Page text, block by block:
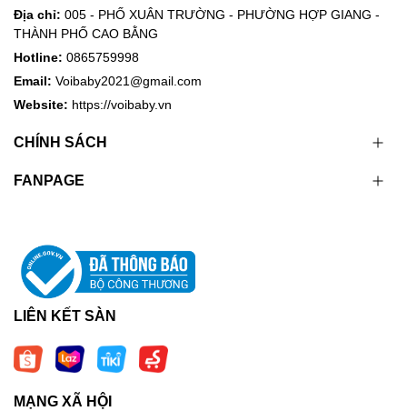
Địa chỉ: 005 - PHỐ XUÂN TRƯỜNG - PHƯỜNG HỢP GIANG -
THÀNH PHỐ CAO BẰNG
Hotline: 0865759998
Email: Voibaby2021@gmail.com
Website: https://voibaby.vn
CHÍNH SÁCH
FANPAGE
LIÊN KẾT SÀN
MẠNG XÃ HỘI